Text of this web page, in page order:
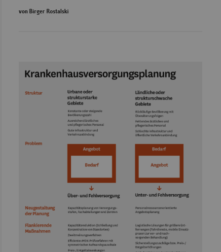
von Birger Rostalski